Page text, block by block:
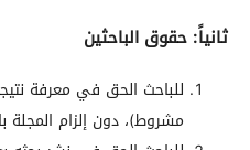
ثانياً: حقوق الباحثين
للباحث الحق في معرفة
مشروط)، دون إلزام المجلة